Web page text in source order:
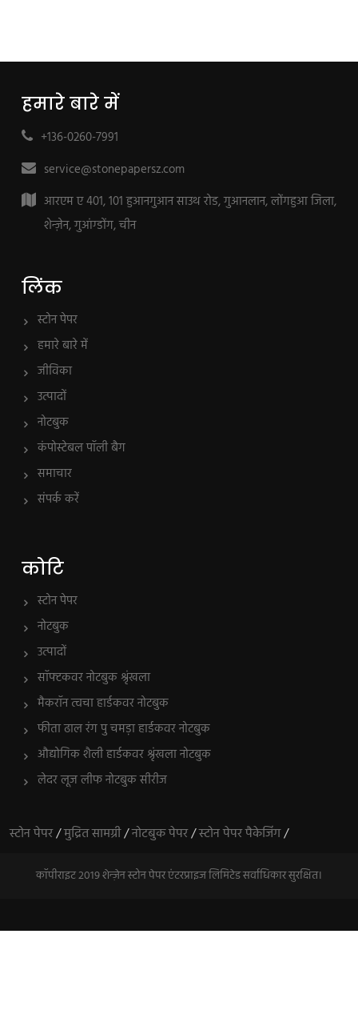
हमारे बारे में
+136-0260-7991
service@stonepapersz.com
आरएम ए 401, 101 हुआनगुआन साउथ रोड, गुआनलान, लोंगहुआ जिला,
शेन्ज़ेन, गुआंग्डोंग, चीन
लिंक
स्टोन पेपर
हमारे बारे में
जीविका
उत्पादों
नोटबुक
कंपोस्टेबल पॉली बैग
समाचार
संपर्क करें
कोटि
स्टोन पेपर
नोटबुक
उत्पादों
सॉफ्टकवर नोटबुक श्रृंखला
मैकरॉन त्वचा हार्डकवर नोटबुक
फीता ढाल रंग पु चमड़ा हार्डकवर नोटबुक
औद्योगिक शैली हार्डकवर श्रृंखला नोटबुक
लेदर लूज लीफ नोटबुक सीरीज
स्टोन पेपर/मुद्रित सामग्री/नोटबुक पेपर/स्टोन पेपर पैकेजिंग/
कॉपीराइट 2019 शेन्ज़ेन स्टोन पेपर एंटरप्राइज लिमिटेड सर्वाधिकार सुरक्षित।